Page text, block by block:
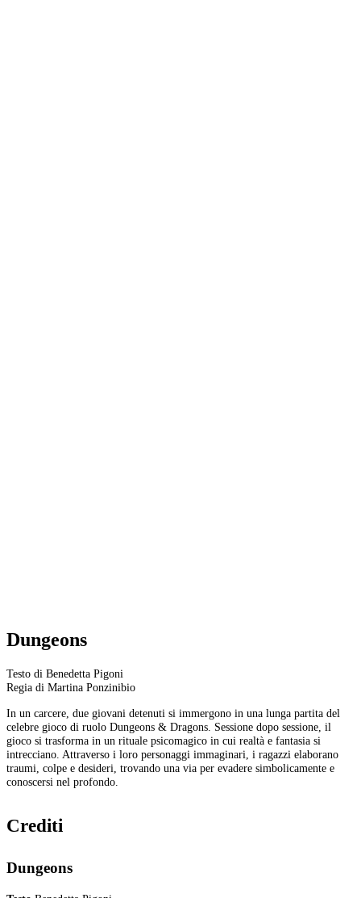
Dungeons
Testo di Benedetta Pigoni
Regia di Martina Ponzinibio
In un carcere, due giovani detenuti si immergono in una lunga partita del
celebre gioco di ruolo Dungeons & Dragons. Sessione dopo sessione, il
gioco si trasforma in un rituale psicomagico in cui realtà e fantasia si
intrecciano. Attraverso i loro personaggi immaginari, i ragazzi elaborano
traumi, colpe e desideri, trovando una via per evadere simbolicamente e
conoscersi nel profondo.
Crediti
Dungeons